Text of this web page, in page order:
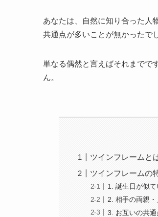
あなたは、自然に知り合った人
共通点が多いことが無かったで
単なる偶然と言えばそれまでで
ん。
ツインフレームと
ツインフレームの
1. 誕生日が似て
2. 相手の両親
3. お互いの共